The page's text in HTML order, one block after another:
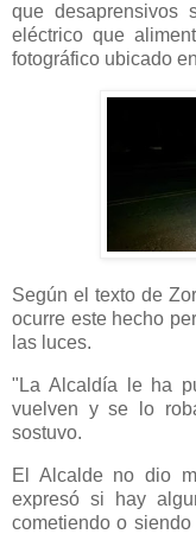
que desaprensivos
eléctrico que
fotográfico ubicado
Según el texto de
ocurre este hecho
las luces.
"La Alcaldía le ha
vuelven y se lo
sostuvo.
El Alcalde no dio
expresó si hay
cometiendo o